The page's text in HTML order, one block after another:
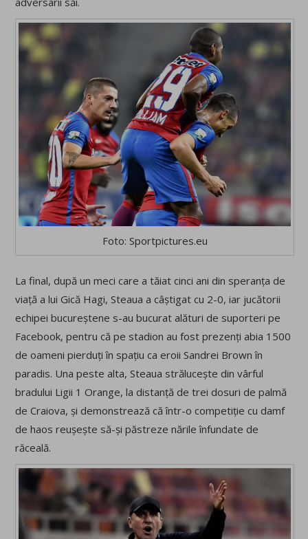
Foto: Sportpictures.eu
La final, după un meci care a tăiat cinci ani din speranța de
viață a lui Gică Hagi, Steaua a câștigat cu 2-0, iar jucătorii
echipei bucureștene s-au bucurat alături de suporteri pe
Facebook, pentru că pe stadion au fost prezenți abia 1500
de oameni pierduți în spațiu ca eroii Sandrei Brown în
paradis. Una peste alta, Steaua strălucește din vârful
bradului Ligii 1 Orange, la distanță de trei dosuri de palmă
de Craiova, și demonstrează că într-o competiție cu damf
de haos reușește să-și păstreze nările înfundate de
răceală.